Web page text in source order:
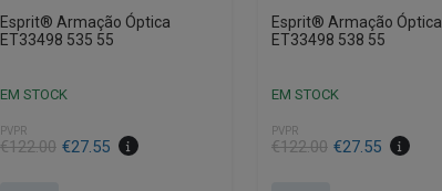
Esprit® Armação Óptica
ET33498 535 55
EM STOCK
PVPR
€122.00
O
€27.55
O
Esprit® Armação Óptica
ET33498 538 55
EM STOCK
PVPR
€122.00
O
€27.55
O